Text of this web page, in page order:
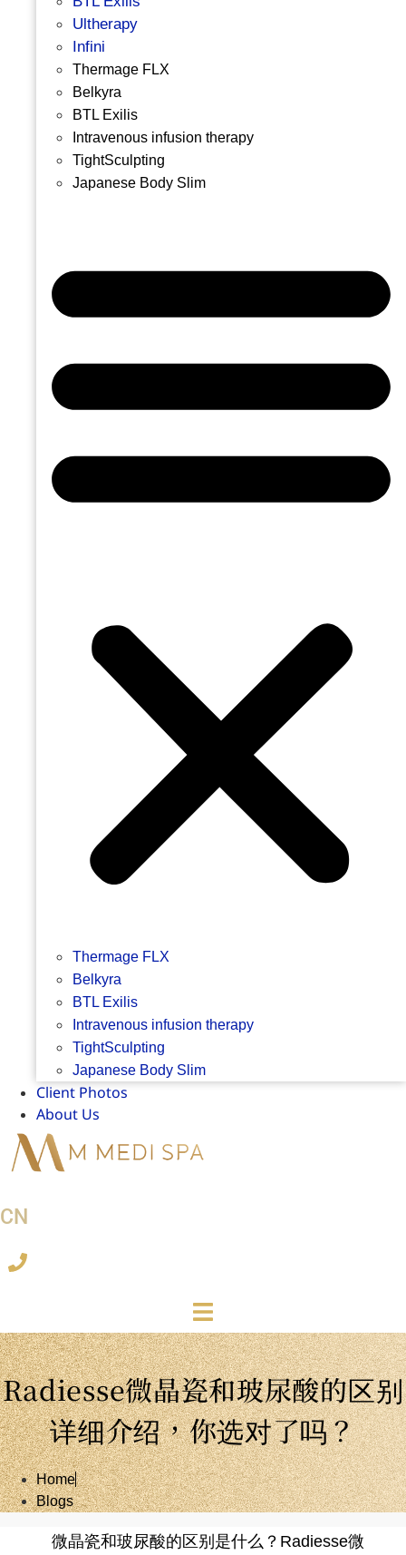
Ultherapy
Infini
Thermage FLX
Belkyra
BTL Exilis
Intravenous infusion therapy
TightSculpting
Japanese Body Slim
Thermage FLX
Belkyra
BTL Exilis
Intravenous infusion therapy
TightSculpting
Japanese Body Slim
Client Photos
About Us
CN
Radiesse微晶瓷和玻尿酸的区别
详细介绍，你选对了吗？
Home
Blogs
微晶瓷和玻尿酸的区别是什么？Radiesse微